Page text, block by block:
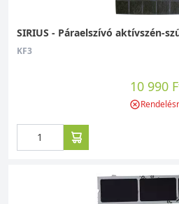
SIRIUS - Páraelszívó aktívszén-
KF3
10 990